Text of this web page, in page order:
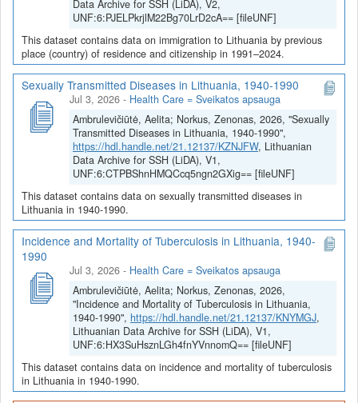
Data Archive for SSH (LiDA), V2,
UNF:6:PJELPkrjlM22Bg70LrD2cA== [fileUNF]
This dataset contains data on immigration to Lithuania by previous
place (country) of residence and citizenship in 1991–2024.
Sexually Transmitted Diseases in Lithuania, 1940-1990
Jul 3, 2026 - Health Care = Sveikatos apsauga
Ambrulevičiūtė, Aelita; Norkus, Zenonas, 2026, "Sexually
Transmitted Diseases in Lithuania, 1940-1990",
https://hdl.handle.net/21.12137/KZNJFW, Lithuanian
Data Archive for SSH (LiDA), V1,
UNF:6:CTPBShnHMQCcq5ngn2GXig== [fileUNF]
This dataset contains data on sexually transmitted diseases in
Lithuania in 1940-1990.
Incidence and Mortality of Tuberculosis in Lithuania, 1940-
1990
Jul 3, 2026 - Health Care = Sveikatos apsauga
Ambrulevičiūtė, Aelita; Norkus, Zenonas, 2026,
"Incidence and Mortality of Tuberculosis in Lithuania,
1940-1990", https://hdl.handle.net/21.12137/KNYMGJ,
Lithuanian Data Archive for SSH (LiDA), V1,
UNF:6:HX3SuHsznLGh4fnYVnnomQ== [fileUNF]
This dataset contains data on incidence and mortality of tuberculosis
in Lithuania in 1940-1990.